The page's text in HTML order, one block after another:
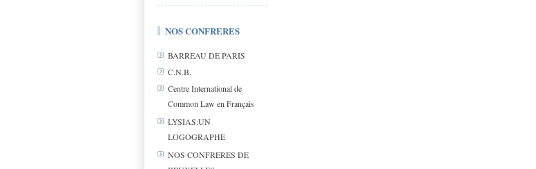
NOS CONFRERES
BARREAU DE PARIS
C.N.B.
Centre International de
Common Law en Français
LYSIAS:UN
LOGOGRAPHE
NOS CONFRERES DE